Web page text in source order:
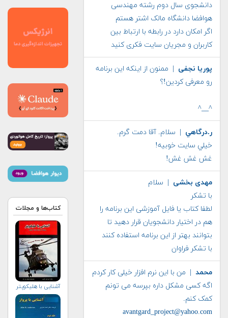
دانشجوی سال دوم رشته مهندسی
هوافضا دانشگاه مالک اشتر هستم
اگر امکان دارد در رابطه با ارتباط بین
کاربران و مجریان سایت فکری کنید
پوریا نجفی | ممنون از اینکه این برنامه
رو معرفی کردین!؟
^__^
ر.درگاهي | سلام. آقا دمت گرم.
خيلي سايت خوبيه!
غش غش غش!
مهدی بخشی | سلام
با تشکر
لطفا کتاب یا فایل آموزشی این برنامه را
هم در اختیار دانشجویان قرار دهید تا
بتوانند بهتر از این برنامه استفاده کنند
با تشکر فراوان
محمد | من با این نرم افزار خیلی کار کردم
اگه کسی مشکل داره بپرسه می تونم
کمک کنم.
avantgard_project@yahoo.com
کتاب‌ها و مجلات
آشنایی با هلیكوپتر